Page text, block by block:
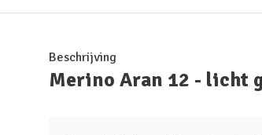
Beschrijving
Merino Aran 12 - licht